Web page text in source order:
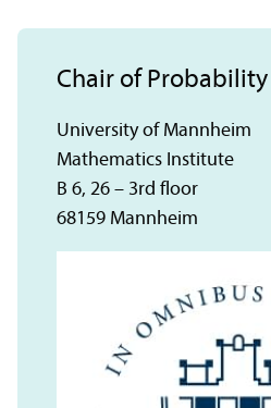
Chair of
University of Mannheim
Mathematics Institute
B 6, 26 – 3rd floor
68159 Mannheim